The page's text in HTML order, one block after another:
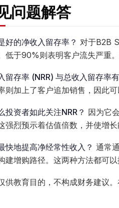
问题解答
好的净收入留存率？ 对于B2B
低于90%则表明客户流失严重
留存率 (NRR) 与总收入留存率
则加上了客户追加销售，因此
投资者如此关注NRR？ 因为它
强烈预示着估值倍数，并使增
快地提高净经常性收入？ 通常
建增购路径。这两种方法都可
供教育目的，不构成财务建议